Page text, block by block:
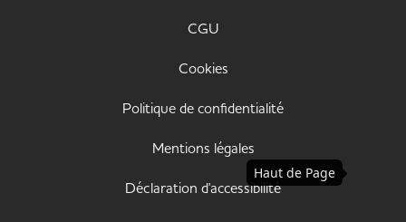
CGU
Cookies
Politique de confidentialité
Mentions légales
Déclaration d'accessibilité
Haut de Page